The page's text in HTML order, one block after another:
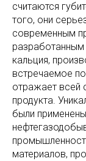
считаются
того, они
современным
кальция,
встречаемое
отражает всей
продукта.
были
материалов,